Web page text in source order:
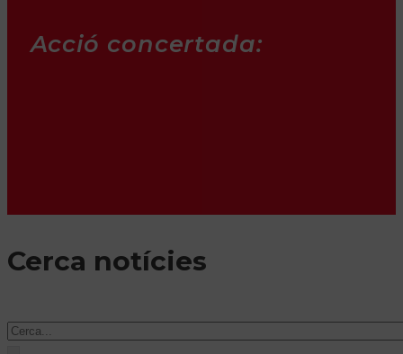
Acció concertada:
Cerca notícies
Cercar